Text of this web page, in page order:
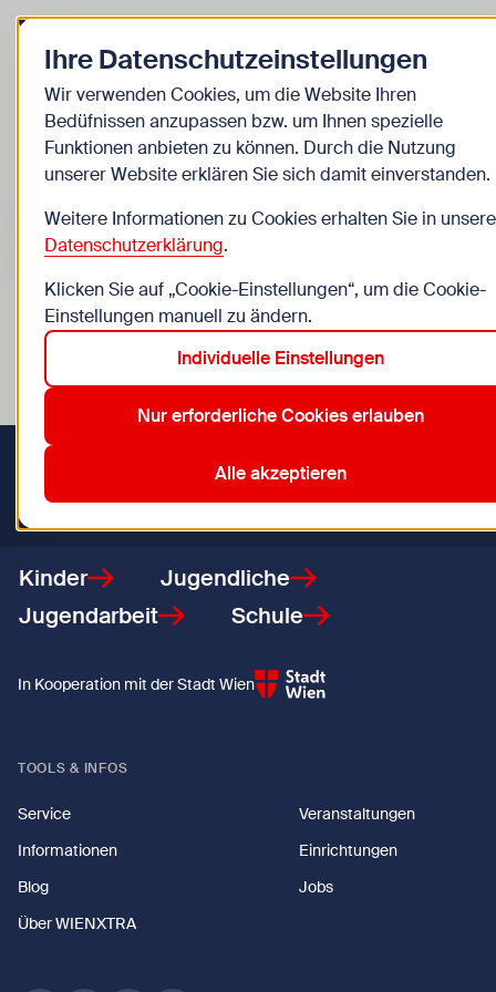
Zurück zur Startseite
Kinder
Veranstaltungen
Suche im Bereich “Kinder”
Suchen
Veranstaltungen in Wien im Bereich “Kinder”
Aktive Filter:
12. Meidling 13. ORF 15. Rudolfsheim-Fünfhaus
17.
Zurück zur Startseite
Kinder
Jugendliche
Jugendarbeit
Schule
In Kooperation mit der Stadt Wien
TOOLS & INFOS
Service
Veranstaltungen
Informationen
Einrichtungen
Blog
Jobs
Über WIENXTRA
Ihre Datenschutzeinstellungen
Wir verwenden Cookies, um die Website Ihren
Bedüfnissen anzupassen bzw. um Ihnen spezielle
Funktionen anbieten zu können. Durch die Nutzung
unserer Website erklären Sie sich damit einverstanden.
Weitere Informationen zu Cookies erhalten Sie in
Datenschutzerklärung.
Klicken Sie auf „Cookie-Einstellungen“, um die Cookie-
Einstellungen manuell zu ändern.
Individuelle Einstellungen
Nur erforderliche Cookies erlauben
Alle akzeptieren